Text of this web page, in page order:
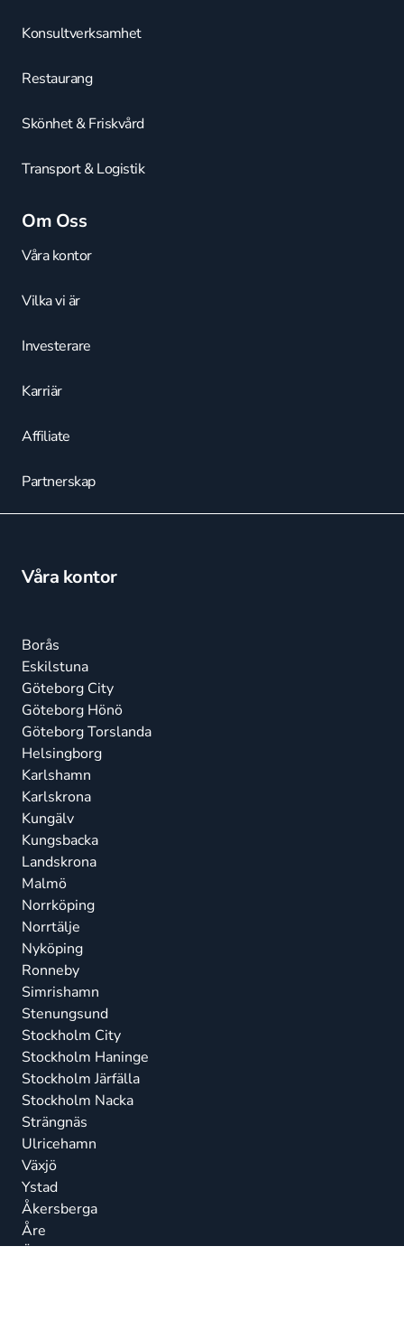
Konsultverksamhet
Restaurang
Skönhet & Friskvård
Transport & Logistik
Om Oss
Våra kontor
Vilka vi är
Investerare
Karriär
Affiliate
Partnerskap
Våra kontor
Borås
Eskilstuna
Göteborg City
Göteborg Hönö
Göteborg Torslanda
Helsingborg
Karlshamn
Karlskrona
Kungälv
Kungsbacka
Landskrona
Malmö
Norrköping
Norrtälje
Nyköping
Ronneby
Simrishamn
Stenungsund
Stockholm City
Stockholm Haninge
Stockholm Järfälla
Stockholm Nacka
Strängnäs
Ulricehamn
Växjö
Ystad
Åkersberga
Åre
Östersund